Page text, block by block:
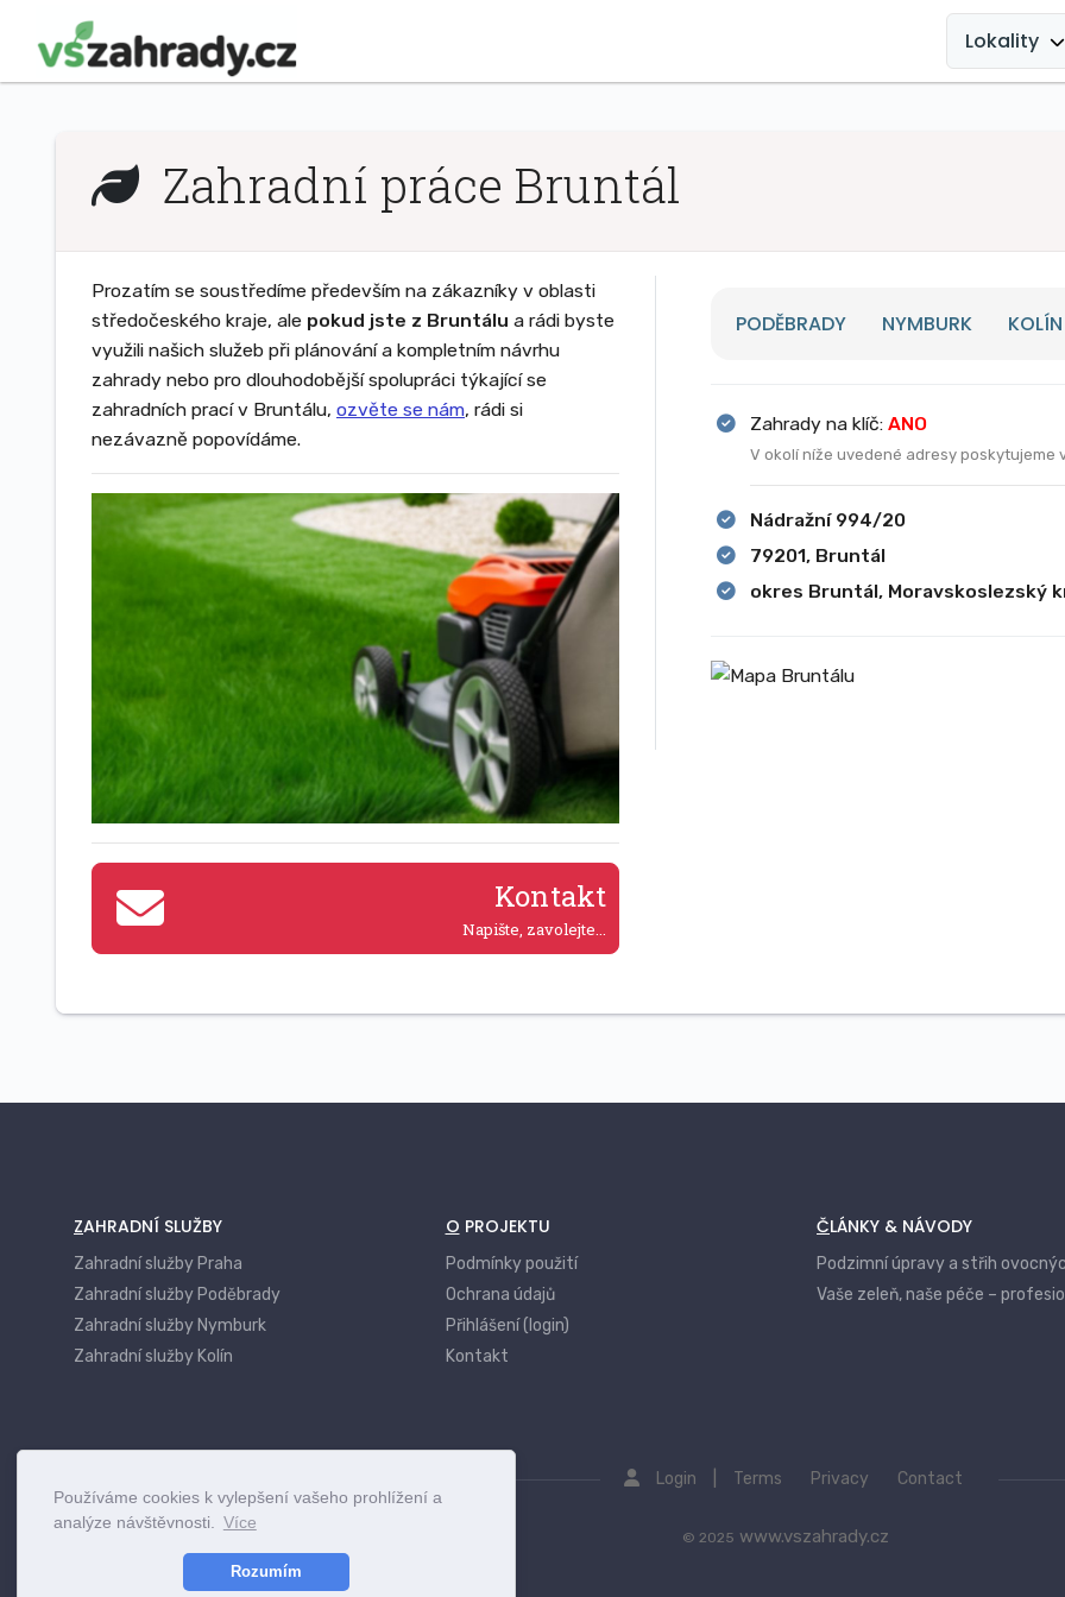
Používáme cookies k vylepšení vašeho prohlížení a
analýze návštěvnosti.
Více
Rozumím
MAIN
NAVIGATION
Lokality
Zahradní práce Bruntál
Prozatím se soustředíme především na zákazníky v oblasti
středočeského kraje, ale pokud jste z Bruntálu a rádi byste
využili našich služeb při plánování a kompletním návrhu
zahrady nebo pro dlouhodobější spolupráci týkající se
zahradních prací v Bruntálu, ozvěte se nám, rádi si
nezávazně popovídáme.
Kontakt
Napište, zavolejte...
PODĚBRADY NYMBURK KOLÍN
Zahrady na klíč: ANO
V okolí níže uvedené adresy poskytujeme
Nádražní 994/20
79201, Bruntál
okres Bruntál, Moravskoslezský
ZAHRADNÍ SLUŽBY
Zahradní služby Praha
Zahradní služby Poděbrady
Zahradní služby Nymburk
Zahradní služby Kolín
O PROJEKTU
Podmínky použití
Ochrana údajů
Přihlášení (login)
Kontakt
ČLÁNKY & NÁVODY
Podzimní úpravy a střih
Vaše zeleň, naše péče –
Login Terms Privacy Contact
© 2025 www.vszahrady.cz